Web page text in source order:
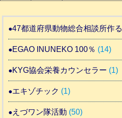
47都道府県動物総合相談所作る
EGAO INUNEKO 100％ (14)
KYG協会栄養カウンセラー (1)
エキゾチック (1)
えづワン隊活動 (50)